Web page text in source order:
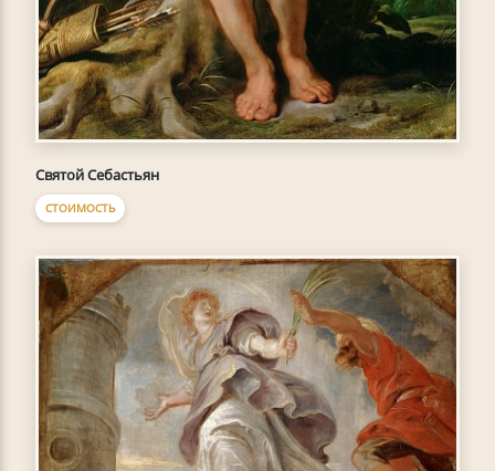
Святой Себастьян
СТОИМОСТЬ